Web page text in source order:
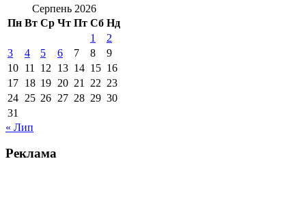
Серпень 2026
Пн Вт Ср Чт Пт Сб Нд
1
2
3
4 5 6 7 8
9
10 11 12 13 14 15 16
17 18 19 20 21 22 23
24 25 26 27 28 29 30
31
« Лип
Реклама